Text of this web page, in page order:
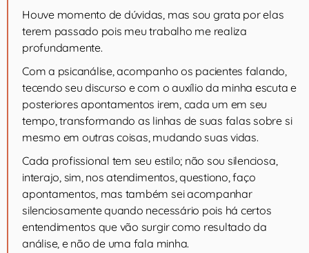
Houve momento de dúvidas, mas sou grata por elas
terem passado pois meu trabalho me realiza
profundamente.
Com a psicanálise, acompanho os pacientes falando,
tecendo seu discurso e com o auxílio da minha escuta e
posteriores apontamentos irem, cada um em seu
tempo, transformando as linhas de suas falas sobre si
mesmo em outras coisas, mudando suas vidas.
Cada profissional tem seu estilo; não sou silenciosa,
interajo, sim, nos atendimentos, questiono, faço
apontamentos, mas também sei acompanhar
silenciosamente quando necessário pois há certos
entendimentos que vão surgir como resultado da
análise, e não de uma fala minha.